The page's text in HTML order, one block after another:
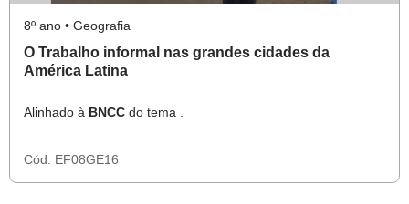
8º ano • Geografia
O Trabalho informal nas grandes cidades da
América Latina
Alinhado à BNCC do tema .
Cód: EF08GE16